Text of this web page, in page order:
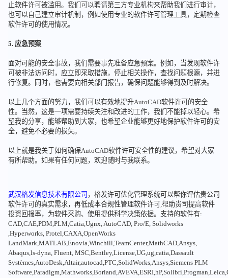
止软件许可被滥用。我们可以聘请第三方专业机构来帮助我们进行审计，
也可以自己建立审计机制，例如使用专业的软件许可管理工具，定期检查
软件许可的使用情况。
5. 应急预案
面对可能的安全事故，我们需要事先准备应急预案。例如，当发现软件许
可被非法访问时，应立即采取措施，停止相关操作，查找问题根源，并进
行修复。同时，也需要向相关部门报告，确保问题能够得到及时解决。
以上几个方面的努力，我们可以有效地提升AutoCAD软件许可的安全
性。当然，这是一项需要持续关注和改进的工作，我们不能掉以轻心。希
望我的分享，能够帮助到大家，也希望企业能够更好地保护软件许可的安
全，避免不必要的损失。
以上就是我关于如何确保AutoCAD软件许可安全性的建议，希望对大家
有所帮助。如果有任何问题，欢迎随时与我联系。
武汉格发信息技术有限公司 ，格发许可优化管理系统可以帮你评估贵公司
软件许可的真实需求，再低成本合规性管理软件许可,帮助贵司提高软件
投资回报率，为软件采购、使用提供科学决策依据。支持的软件有:
CAD,CAE,PDM,PLM,Catia,Ugnx, AutoCAD, Pro/E, Solidworks
,Hyperworks, Protel,CAXA,OpenWorks
LandMark,MATLAB,Enovia,Winchill,TeamCenter,MathCAD,Ansys,
Abaqus,ls-dyna, Fluent, MSC,Bentley,License,UG,ug,catia,Dassault
Systèmes,AutoDesk,Altair,autocad,PTC,SolidWorks,Ansys,Siemens PLM